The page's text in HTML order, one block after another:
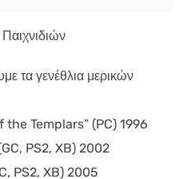
τα γενέθλια μερικών
Templars” (PC) 1996
PS2, XB) 2002
PS2, XB) 2005